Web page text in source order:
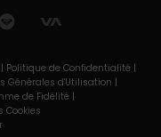
Politique de Confidentialité |
Générales d'Utilisation |
de Fidélité |
Cookies